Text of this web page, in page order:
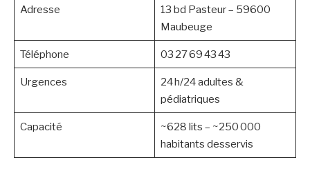
Adresse
13 bd Pasteur – 59600
Maubeuge
Téléphone 03 27 69 43 43
Urgences
24 h/24 adultes &
pédiatriques
Capacité
~628 lits – ~250 000
habitants desservis